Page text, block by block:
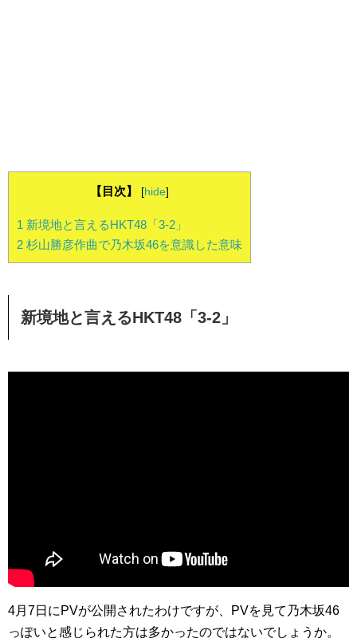
【目次】 [hide]
1 新境地と言えるHKT48「3-2」
2 杉山勝彦作曲で乃木坂46を意識した意味
新境地と言えるHKT48「3-2」
4月7日にPVが公開されたわけですが、PVを見て乃木坂46
っぽいと感じられた方は多かったのではないでしょうか。